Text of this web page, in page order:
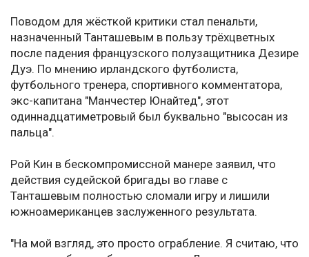
Поводом для жёсткой критики стал пенальти,
назначенный Танташевым в пользу трёхцветных
после падения французского полузащитника Дезире
Дуэ. По мнению ирландского футболиста,
футбольного тренера, спортивного комментатора,
экс-капитана "Манчестер Юнайтед", этот
одиннадцатиметровый был буквально "высосан из
пальца".
Рой Кин в бескомпромиссной манере заявил, что
действия судейской бригады во главе с
Танташевым полностью сломали игру и лишили
южноамериканцев заслуженного результата.
"На мой взгляд, это просто ограбление. Я считаю, что